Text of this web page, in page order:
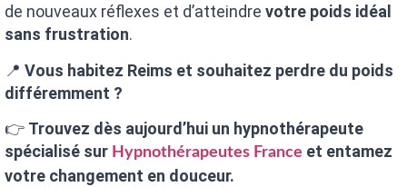
de nouveaux réflexes et d’atteindre votre poids idéal
sans frustration.
📍 Vous habitez Reims et souhaitez perdre du poids
différemment ?
👉 Trouvez dès aujourd’hui un hypnothérapeute
spécialisé sur Hypnothérapeutes France et entamez
votre changement en douceur.